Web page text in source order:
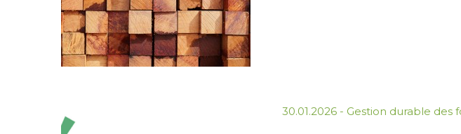
30.01.2026 - Gestion durable des